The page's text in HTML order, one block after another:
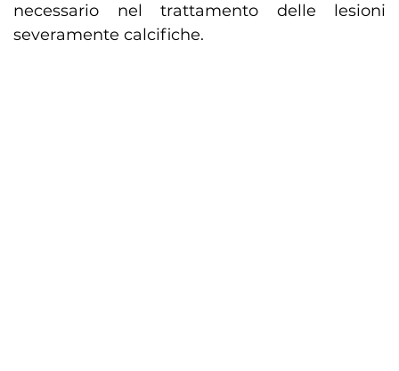
necessario nel trattamento delle lesioni
severamente calcifiche.